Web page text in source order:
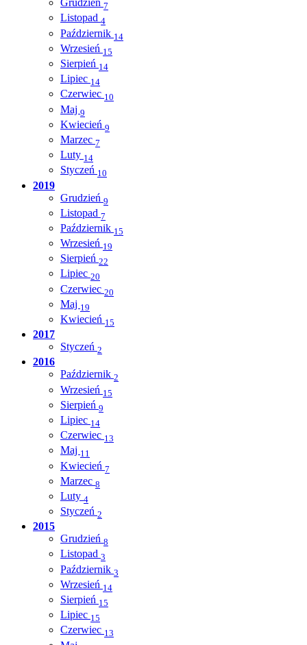
Grudzień 7
Listopad 4
Październik 14
Wrzesień 15
Sierpień 14
Lipiec 14
Czerwiec 10
Maj 9
Kwiecień 9
Marzec 7
Luty 14
Styczeń 10
2019
Grudzień 9
Listopad 7
Październik 15
Wrzesień 19
Sierpień 22
Lipiec 20
Czerwiec 20
Maj 19
Kwiecień 15
2017
Styczeń 2
2016
Październik 2
Wrzesień 15
Sierpień 9
Lipiec 14
Czerwiec 13
Maj 11
Kwiecień 7
Marzec 8
Luty 4
Styczeń 2
2015
Grudzień 8
Listopad 3
Październik 3
Wrzesień 14
Sierpień 15
Lipiec 15
Czerwiec 13